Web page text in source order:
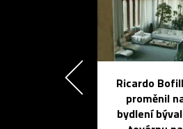
Ricardo
proměnil
bydlení